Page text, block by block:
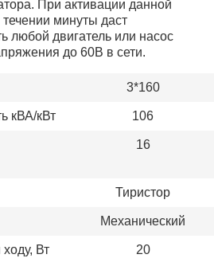
При активации данной
минуты даст
любой двигатель или насос
до 60В в сети.
3*160
кВА/кВт 106
16
Тиристор
Механический
Вт 20